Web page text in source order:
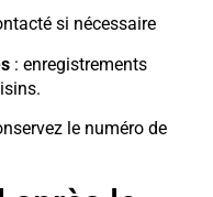
si nécessaire
: enregistrements
le numéro de